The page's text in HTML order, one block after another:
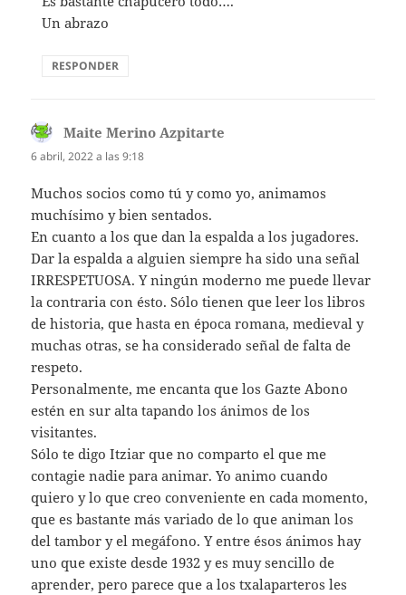
Un abrazo
RESPONDER
Maite Merino Azpitarte
6 abril, 2022 a las 9:18
Muchos socios como tú y como yo, animamos
muchísimo y bien sentados.
En cuanto a los que dan la espalda a los jugadores.
Dar la espalda a alguien siempre ha sido una señal
IRRESPETUOSA. Y ningún moderno me puede llevar
la contraria con ésto. Sólo tienen que leer los libros
de historia, que hasta en época romana, medieval y
muchas otras, se ha considerado señal de falta de
respeto.
Personalmente, me encanta que los Gazte Abono
estén en sur alta tapando los ánimos de los
visitantes.
Sólo te digo Itziar que no comparto el que me
contagie nadie para animar. Yo animo cuando
quiero y lo que creo conveniente en cada momento,
que es bastante más variado de lo que animan los
del tambor y el megáfono. Y entre ésos ánimos hay
uno que existe desde 1932 y es muy sencillo de
aprender, pero parece que a los txalaparteros les